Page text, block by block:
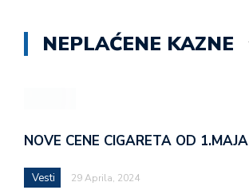
NEPLAĆENE KAZNE
NOVE CENE CIGARETA OD 1.MAJA
Vesti 29 Aprila, 2024